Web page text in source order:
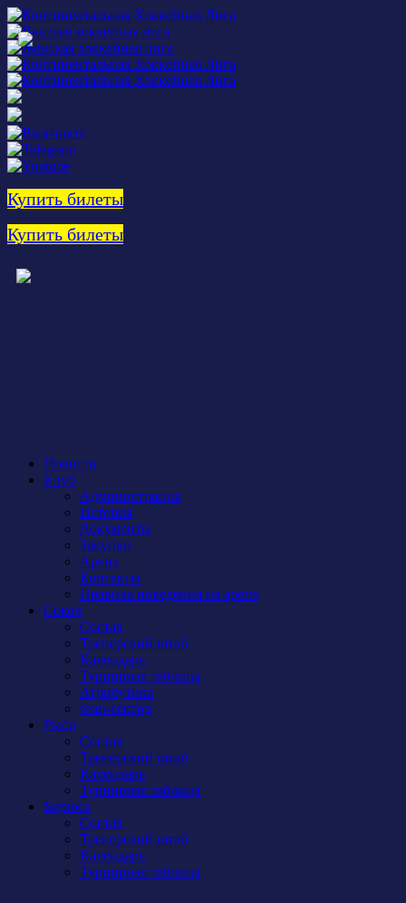
Купить билеты
Купить билеты
Новости
Клуб
Администрация
История
Документы
Закупки
Арена
Контакты
Правила поведения на арене
Сокол
Состав
Тренерский штаб
Календарь
Турнирная таблица
Атрибутика
Фан-сектор
Рыси
Состав
Тренерский штаб
Календарь
Турнирная таблица
Бирюса
Состав
Тренерский штаб
Календарь
Турнирная таблица